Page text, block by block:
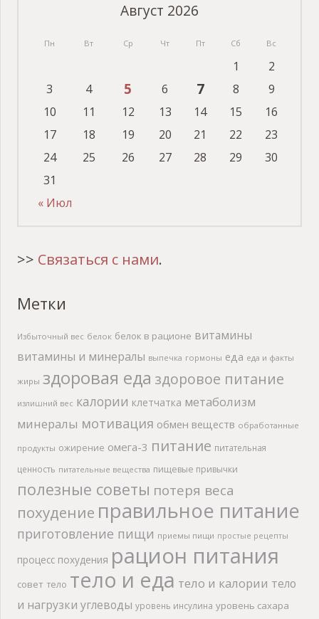
Август 2026
Пн Вт Ср Чт Пт Сб Вс
« Июл
1
2
3
4 5 6 7 8
9
10
11 12 13 14 15
16
17
18 19 20 21 22
23
24
25 26 27 28 29
30
31
>> Связаться с нами.
Метки
Избыточный вес белок белок в рационе витамины
витамины и минералы выпечка гормоны еда еда и факты
жиры здоровая еда здоровое питание
излишний вес калории клетчатка метаболизм
минералы мотивация обмен веществ обработанные
продукты ожирение омега-3 питание питательная
ценность питательные вещества пищевые привычки
полезные советы потеря веса
похудение правильное питание
приготовление пищи приемы пищи простые рецепты
процесс похудения рацион питания
совет тело тело и еда тело и калории тело
и нагрузки углеводы уровень инсулина уровень сахара